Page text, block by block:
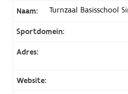
Naam: Turnzaal Basisschool
Sportdomein:
Adres:
Website: